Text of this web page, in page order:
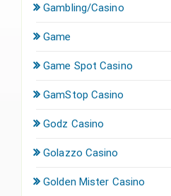
Gambling/Casino
Game
Game Spot Casino
GamStop Casino
Godz Casino
Golazzo Casino
Golden Mister Casino